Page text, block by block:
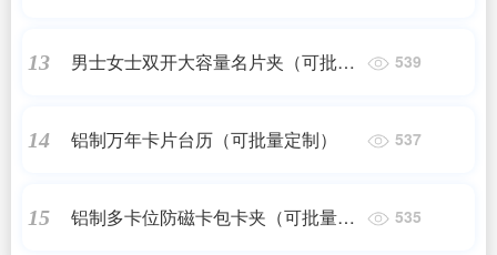
13
男士女士双开大容量名片夹（可批量
539
14 铝制万年卡片台历（可批量定制） 537
15
铝制多卡位防磁卡包卡夹（可批量定
535